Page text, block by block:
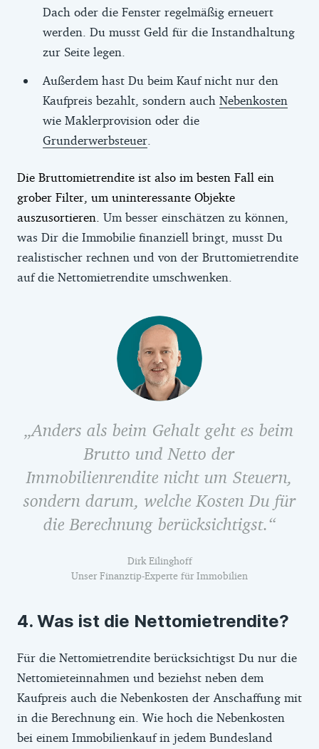
Dach oder die Fenster regelmäßig erneuert
werden. Du musst Geld für die Instandhaltung
zur Seite legen.
Außerdem hast Du beim Kauf nicht nur den
Kaufpreis bezahlt, sondern auch Nebenkosten
wie Maklerprovision oder die
Grunderwerbsteuer
Die Bruttomietrendite ist also im besten Fall ein
grober Filter, um uninteressante Objekte
auszusortieren. Um besser einschätzen zu können,
was Dir die Immobilie finanziell bringt, musst Du
realistischer rechnen und von der Bruttomietrendite
auf die Nettomietrendite umschwenken.
Anders als beim Gehalt geht es beim
Brutto und Netto der
Immobilienrendite nicht um Steuern,
sondern darum, welche Kosten Du für
die Berechnung berücksichtigst.
Dirk Eilinghoff
Unser Finanztip-Experte für Immobilien
Was ist die Nettomietrendite?
Für die Nettomietrendite berücksichtigst Du nur die
Nettomieteinnahmen und beziehst neben dem
Kaufpreis auch die Nebenkosten der Anschaffung mit
in die Berechnung ein. Wie hoch die Nebenkosten
bei einem Immobilienkauf in jedem Bundesland